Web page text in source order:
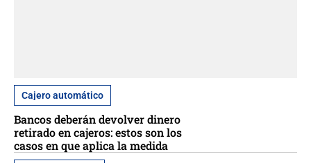
Cajero automático
Bancos deberán devolver dinero
retirado en cajeros: estos son los
casos en que aplica la medida